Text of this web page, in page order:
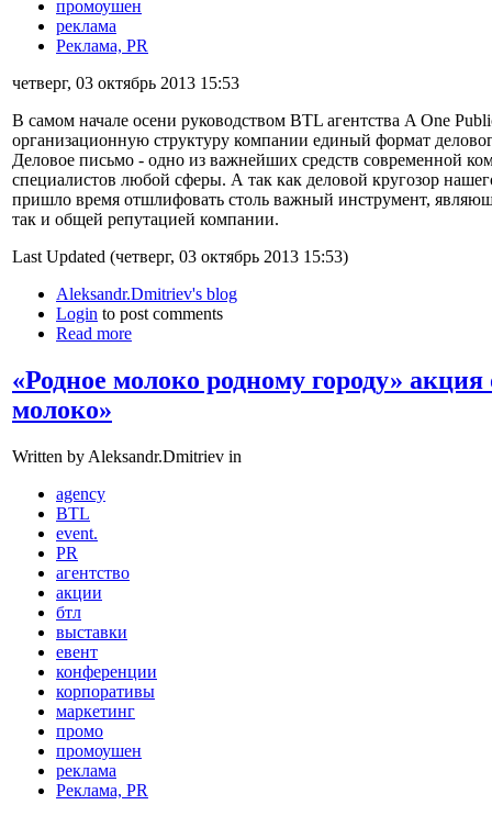
промоушен
реклама
Реклама, PR
четверг, 03 октябрь 2013 15:53
В самом начале осени руководством BTL агентства A One
организационную структуру компании единый формат
Деловое письмо - одно из важнейших средств современной
специалистов любой сферы. А так как деловой кругозор
пришло время отшлифовать столь важный инструмент,
так и общей репутацией компании.
Last Updated (четверг, 03 октябрь 2013 15:53)
Aleksandr.Dmitriev's blog
Login to post comments
Read more
«Родное молоко родному городу»
молоко»
Written by Aleksandr.Dmitriev in
agency
BTL
event.
PR
агентство
акции
бтл
выставки
евент
конференции
корпоративы
маркетинг
промо
промоушен
реклама
Реклама, PR